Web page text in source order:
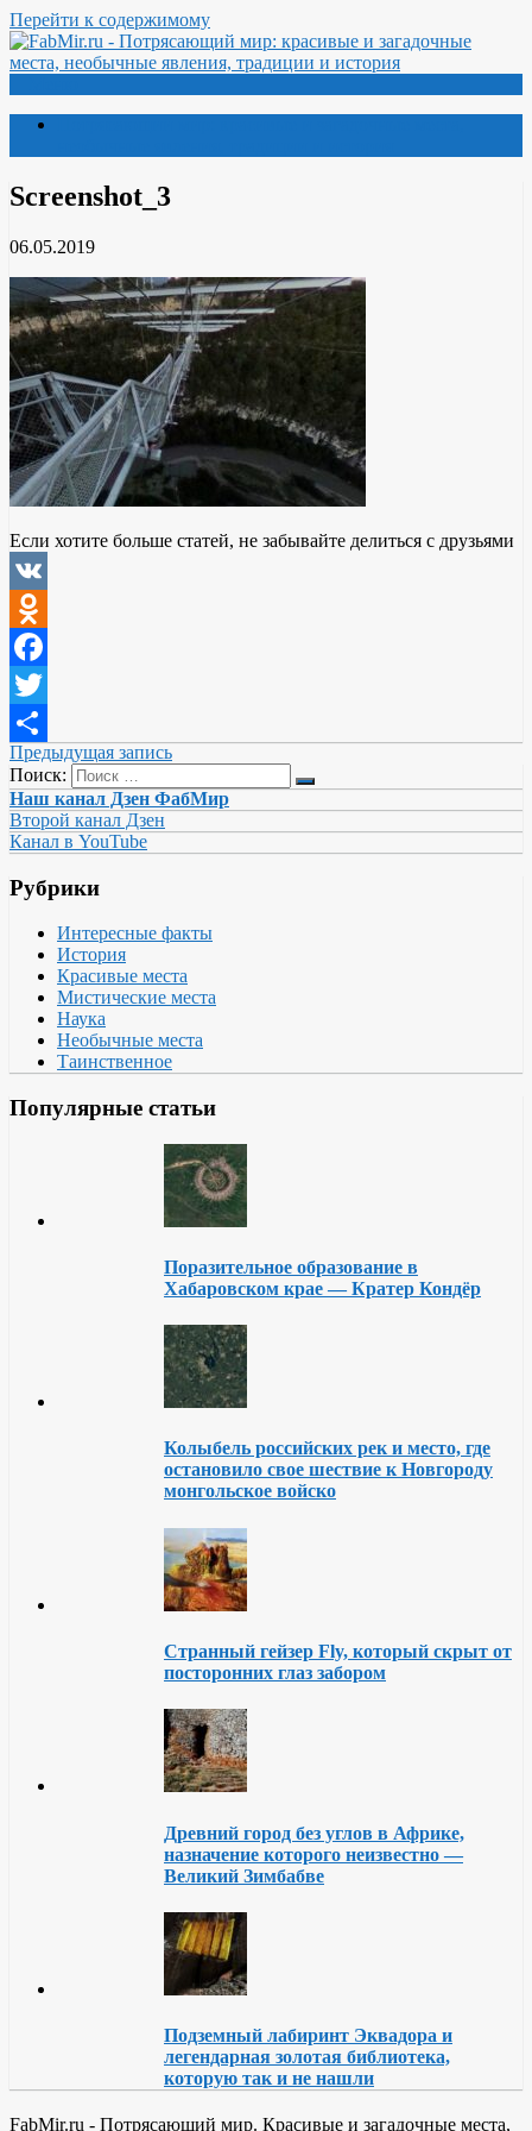
Перейти к содержимому
Screenshot_3
06.05.2019
Если хотите больше статей, не забывайте делиться с друзьями
VK
Odnoklassniki
Facebook
Twitter
Отправить
Предыдущая запись
Поиск:
Наш канал Дзен ФабМир
Второй канал Дзен
Канал в YouTube
Рубрики
Интересные факты
История
Красивые места
Мистические места
Наука
Необычные места
Таинственное
Популярные статьи
Поразительное образование в
Хабаровском крае — Кратер Кондёр
Колыбель российских рек и место, где
остановило свое шествие к Новгороду
монгольское войско
Странный гейзер Fly, который скрыт от
посторонних глаз забором
Древний город без углов в Африке,
назначение которого неизвестно —
Великий Зимбабве
Подземный лабиринт Эквадора и
легендарная золотая библиотека,
которую так и не нашли
FabMir.ru - Потрясающий мир. Красивые и загадочные места,